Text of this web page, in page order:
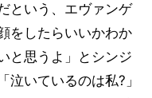
という、エヴァンゲ
をしたらいいかわか
と思うよ」とシンジ
泣いているのは私?」